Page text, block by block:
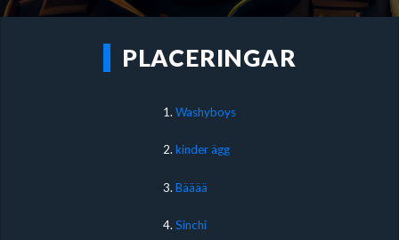
PLACERINGAR
1. Washyboys
2.kinder ägg
3. Bääää
4.Sinchi